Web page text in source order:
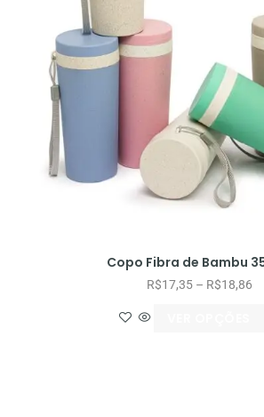
Copo Fibra de Bambu
R$17,35 – R$18,86